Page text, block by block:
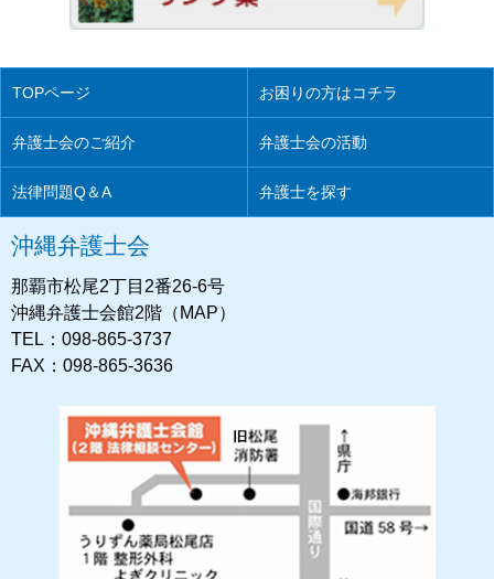
TOPページ お困りの方はコチラ
弁護士会のご紹介 弁護士会の活動
法律問題Q＆A 弁護士を探す
沖縄弁護士会
那覇市松尾2丁目2番26-6号
沖縄弁護士会館2階（MAP）
TEL：098-865-3737
FAX：098-865-3636